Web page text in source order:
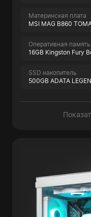
Материнская плата
MSI MAG B860
Оперативная память
16GB Kingston Fury
SSD накопитель
500GB ADATA